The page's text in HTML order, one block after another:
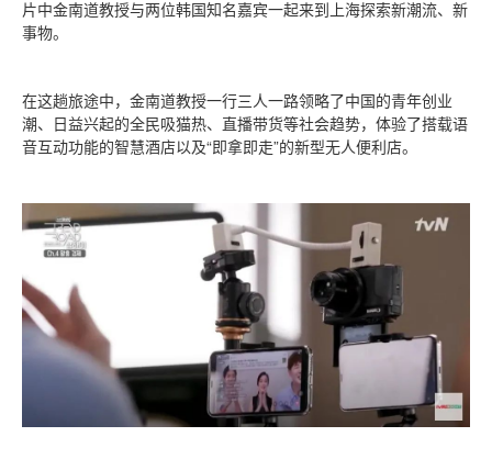
片中金南道教授与两位韩国知名嘉宾一起来到上海探索新潮流、新
事物。
在这趟旅途中，金南道教授一行三人一路领略了中国的青年创业
潮、日益兴起的全民吸猫热、直播带货等社会趋势，体验了搭载语
音互动功能的智慧酒店以及“即拿即走”的新型无人便利店。